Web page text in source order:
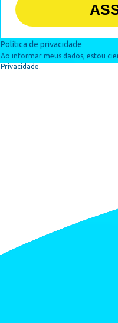
Política de privacidade
Ao informar meus dados, estou
Privacidade.